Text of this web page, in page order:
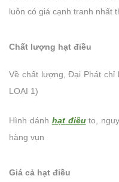
luôn có giá cạnh tranh nhất
Chất lượng hạt điều
Về chất lượng, Đại Phát chỉ
LOẠI 1)
Hình dánh hạt điềuto,
hàng vụn
Giá cả hạt điều